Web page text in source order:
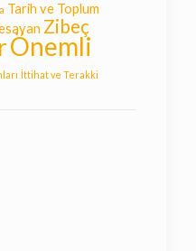
Tarih ve Toplum
Zibeç
Önemli
İttihat ve Terakki